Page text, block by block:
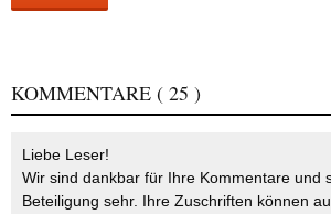
KOMMENTARE ( 25 )
Liebe Leser!
Wir sind dankbar für Ihre Kommentare und
Beteiligung sehr. Ihre Zuschriften können